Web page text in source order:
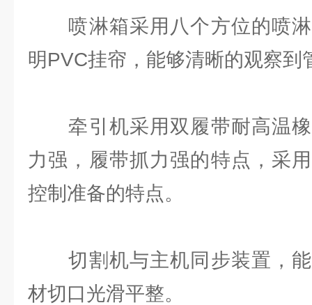
喷淋箱采用八个方位的喷淋
明PVC挂帘，能够清晰的观察到
牵引机采用双履带耐高温橡
力强，履带抓力强的特点，采
控制准备的特点。
切割机与主机同步装置，能
材切口光滑平整。